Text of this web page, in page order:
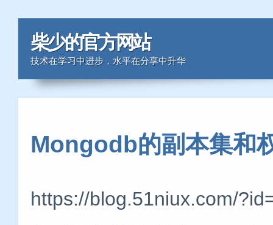
柴少的官方网站
技术在学习中进步，水平在分享中升华
Mongodb的副本集和
https://blog.51niux.com/